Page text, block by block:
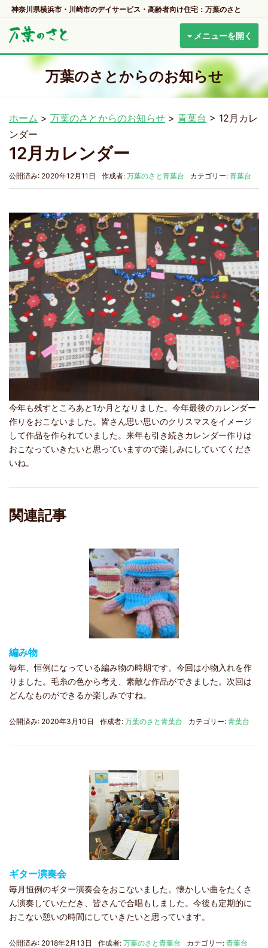
神奈川県横浜市・川崎市のデイサービス・高齢者向け住宅：万葉のさと
メニューを開く
万葉のさとからのお知らせ
ホーム > 万葉のさとからのお知らせ > 青葉台 > 12月カレ
ンダー
12月カレンダー
公開済み: 2020年12月11日 作成者: 万葉のさと青葉台 カテゴリー: 青葉台
今年も残すところあと1か月となりました。今年最後のカレンダー
作りをおこないました。皆さん思い思いのクリスマスをイメージ
して作品を作られていました。来年も引き続きカレンダー作りは
おこなっていきたいと思っていますので楽しみにしていてくださ
いね。
関連記事
編み物
毎年、恒例になっている編み物の時期です。今回は小物入れを作
りました。毛糸の色から考え、素敵な作品ができました。次回は
どんなものができるか楽しみですね。
公開済み: 2020年3月10日 作成者: 万葉のさと青葉台 カテゴリー: 青葉台
ギター演奏会
毎月恒例のギター演奏会をおこないました。懐かしい曲をたくさ
ん演奏していただき、皆さんで合唱もしました。今後も定期的に
おこない憩いの時間にしていきたいと思っています。
公開済み: 2018年2月13日 作成者: 万葉のさと青葉台 カテゴリー: 青葉台